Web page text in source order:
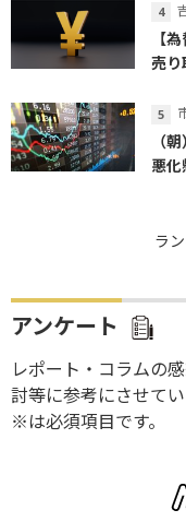
【
売り
（
悪
ラ
アンケート
レポート・コラムの
討等に参考にさせてい
※は必須項目です。